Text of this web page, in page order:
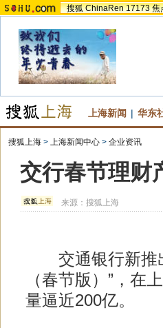
搜狐 ChinaRen 17173 焦
上海新闻 | 华东
搜狐上海 > 上海新闻中心 > 企业资讯
交行春节理财
来源：搜狐上海
交通银行新推出
（春节版）”，在
量逼近200亿。